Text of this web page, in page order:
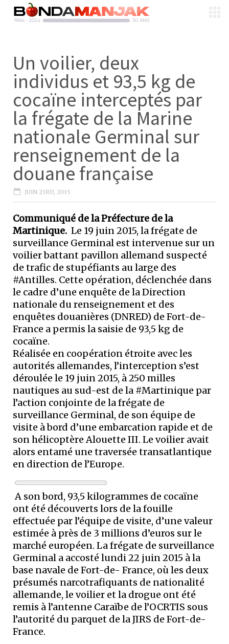
Un voilier, deux
individus et 93,5 kg de
cocaïne interceptés par
la frégate de la Marine
nationale Germinal sur
renseignement de la
douane française
JUIN 23RD, 2015
Communiqué de la Préfecture de la
Martinique. Le 19 juin 2015, la frégate de
surveillance Germinal est intervenue sur un
voilier battant pavillon allemand suspecté
de trafic de stupéfiants au large des
#Antilles. Cette opération, déclenchée dans
le cadre d’une enquête de la Direction
nationale du renseignement et des
enquêtes douanières (DNRED) de Fort-de-
France a permis la saisie de 93,5 kg de
cocaïne.
Réalisée en coopération étroite avec les
autorités allemandes, l’interception s’est
déroulée le 19 juin 2015, à 250 milles
nautiques au sud-est de la #Martinique par
l’action conjointe de la frégate de
surveillance Germinal, de son équipe de
visite à bord d’une embarcation rapide et de
son hélicoptère Alouette III. Le voilier avait
alors entamé une traversée transatlantique
en direction de l’Europe.
A son bord, 93,5 kilogrammes de cocaïne
ont été découverts lors de la fouille
effectuée par l’équipe de visite, d’une valeur
estimée à près de 3 millions d’euros sur le
marché européen. La frégate de surveillance
Germinal a accosté lundi 22 juin 2015 à la
base navale de Fort-de- France, où les deux
présumés narcotrafiquants de nationalité
allemande, le voilier et la drogue ont été
remis à l’antenne Caraïbe de l’OCRTIS sous
l’autorité du parquet de la JIRS de Fort-de-
France.